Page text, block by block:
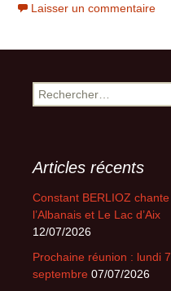
Laisser un commentaire
Rechercher :
Articles récents
Constant BERLIOZ chante
l’Albanais et Le Lac d’Aix
12/07/2026
Prochaine réunion : lundi 7
septembre 07/07/2026